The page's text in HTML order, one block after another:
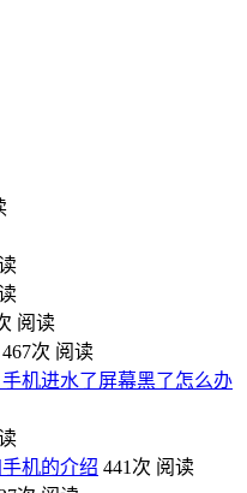
阅读
467次 阅读
机进水了屏幕黑了怎么办
机的介绍 441次 阅读